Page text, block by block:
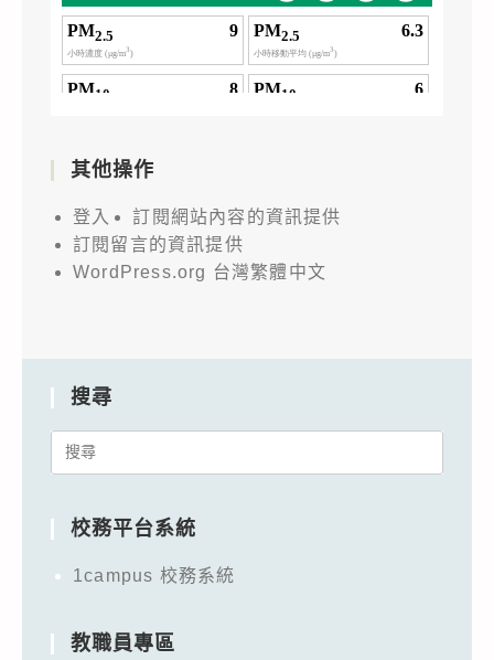
其他操作
登入
訂閱網站內容的資訊提供
訂閱留言的資訊提供
WordPress.org 台灣繁體中文
搜尋
Search
校務平台系統
1campus 校務系統
教職員專區